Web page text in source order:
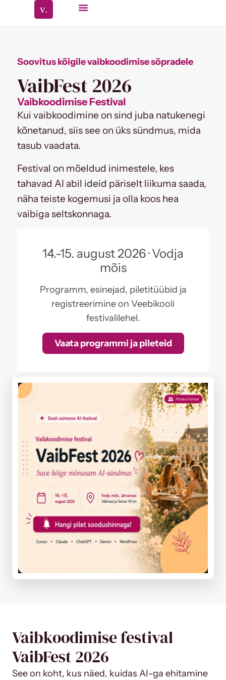
Soovitus kõigile vaibkoodimise sõpradele
VaibFest 2026
Vaibkoodimise Festival
Kui vaibkoodimine on sind juba natukenegi
kõnetanud, siis see on üks sündmus, mida
tasub vaadata.
Festival on mõeldud inimestele, kes
tahavad AI abil ideid päriselt liikuma saada,
näha teiste kogemusi ja olla koos hea
vaibiga seltskonnaga.
14.-15. august 2026 · Vodja
mõis
Programm, esinejad, piletitüübid ja
registreerimine on Veebikooli
festivalilehel.
Vaata programmi ja pileteid
Vaibkoodimise festival
VaibFest 2026
See on koht, kus näed, kuidas AI-ga ehitamine